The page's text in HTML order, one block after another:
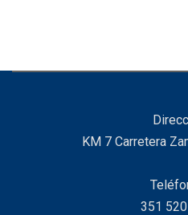
KM 7 Carretera
351